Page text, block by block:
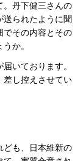
。丹下健三さんの
送られたように聞
でその内容とその
か。
いております。
差し控えさせてい
ども、日本維新の